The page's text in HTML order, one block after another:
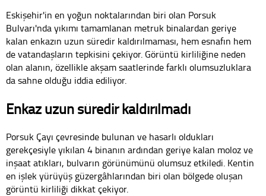
Eskişehir'in en yoğun noktalarından biri olan Porsuk
Bulvarı'nda yıkımı tamamlanan metruk binalardan geriye
kalan enkazın uzun süredir kaldırılmaması, hem esnafın hem
de vatandaşların tepkisini çekiyor. Görüntü kirliliğine neden
olan alanın, özellikle akşam saatlerinde farklı olumsuzluklara
da sahne olduğu iddia ediliyor.
Enkaz uzun süredir kaldırılmadı
Porsuk Çayı çevresinde bulunan ve hasarlı oldukları
gerekçesiyle yıkılan 4 binanın ardından geriye kalan moloz ve
inşaat atıkları, bulvarın görünümünü olumsuz etkiledi. Kentin
en işlek yürüyüş güzergâhlarından biri olan bölgede oluşan
görüntü kirliliği dikkat çekiyor.